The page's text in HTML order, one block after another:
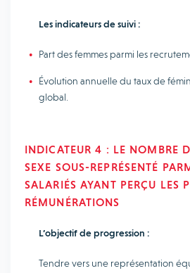
Les indicateurs de suivi :
Part des femmes parmi les
Évolution annuelle du taux de
global.
INDICATEUR 4 : LE NOMBRE
SEXE SOUS-REPRÉSENTÉ
SALARIÉS AYANT PERÇU LES
RÉMUNÉRATIONS
L’objectif de progression :
Tendre vers une représentation